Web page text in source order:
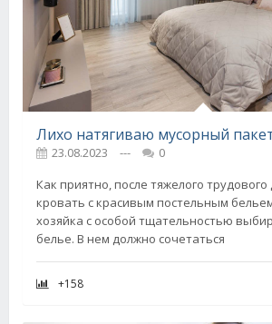
23.08.2023 ---
0
Как приятно, после тяжелого трудового
кровать с красивым постельным
хозяйка с особой тщательностью
белье. В нем должно сочетаться
+158